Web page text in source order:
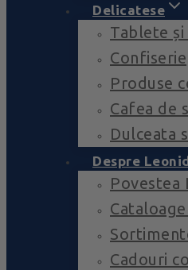
Delicatese
Tablete
Confiserie
Produse
Cafea de
Dulceata
Despre
Povestea
Cadouri